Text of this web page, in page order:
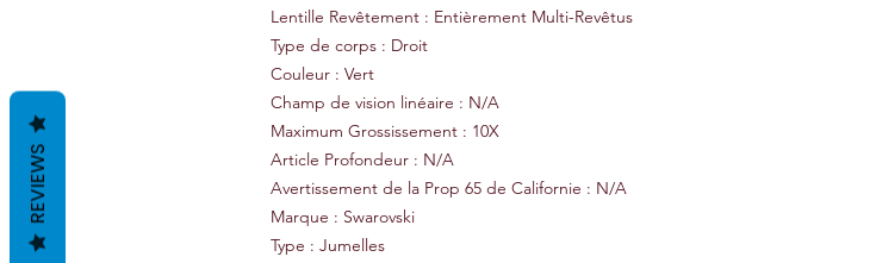
Lentille Revêtement : Entièrement Multi-Revêtus
Type de corps : Droit
Couleur : Vert
Champ de vision linéaire : N/A
Maximum Grossissement : 10X
Article Profondeur : N/A
Avertissement de la Prop 65 de Californie : N/A
Marque : Swarovski
Type : Jumelles
REVIEWS